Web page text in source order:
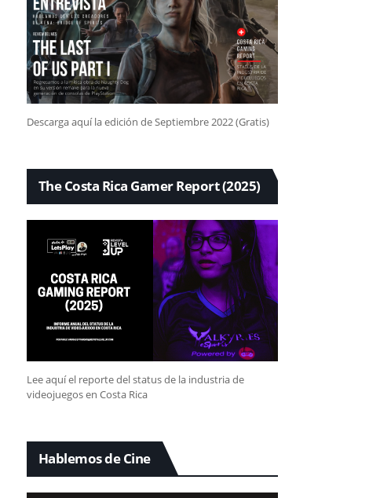
Descarga aquí la edición de Septiembre 2022 (Gratis)
The Costa Rica Gamer Report (2025)
Lee aquí el reporte del status de la industria de
videojuegos en Costa Rica
Hablemos de Cine